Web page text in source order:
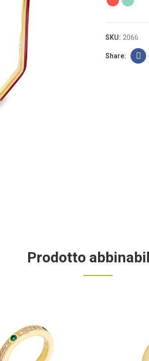
SKU: 2066
Prodotto